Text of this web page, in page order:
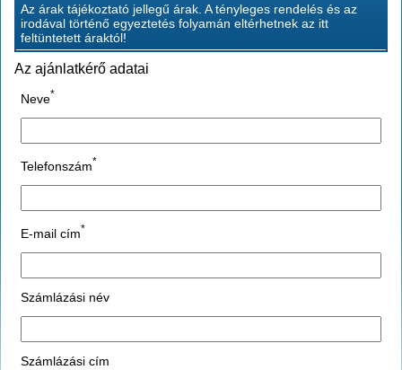
Az árak tájékoztató jellegű árak. A tényleges rendelés és az
irodával történő egyeztetés folyamán eltérhetnek az itt
feltüntetett áraktól!
Az ajánlatkérő adatai
Neve*
Telefonszám*
E-mail cím*
Számlázási név
Számlázási cím